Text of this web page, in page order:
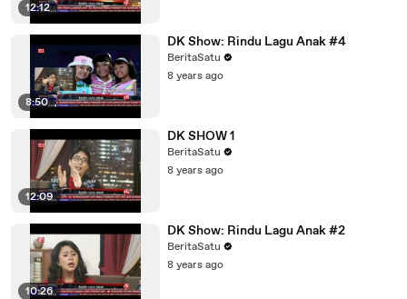
12:12
8:50
DK Show: Rindu Lagu Anak #4
BeritaSatu
8 years ago
12:09
DK SHOW 1
BeritaSatu
8 years ago
10:26
DK Show: Rindu Lagu Anak #2
BeritaSatu
8 years ago